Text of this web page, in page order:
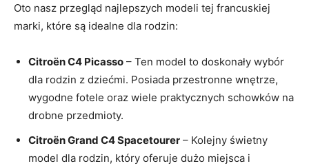
Oto nasz⁤ przegląd najlepszych modeli‍ tej francuskiej
marki, które są idealne dla rodzin:
Citroën C4 Picasso – Ten‌ model to doskonały wybór
dla rodzin z dziećmi. Posiada przestronne wnętrze,⁢
wygodne fotele oraz wiele praktycznych schowków na
drobne przedmioty.
Citroën Grand C4 Spacetourer – Kolejny świetny
model dla rodzin, który oferuje‌ dużo miejsca⁢ i